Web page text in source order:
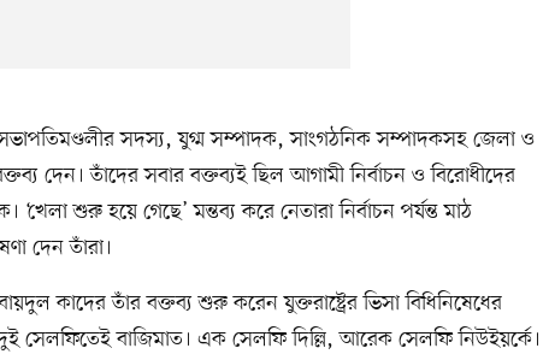
সদস্য, যুগ্ম সম্পাদক, সাংগঠনিক সম্পাদকসহ জেলা ও
দেন। তাঁদের সবার বক্তব্যই ছিল আগামী নির্বাচন ও বিরোধীদের
শুরু হয়ে গেছে’ মন্তব্য করে নেতারা নির্বাচন পর্যন্ত মাঠ
দেন তাঁরা।
কাদের তাঁর বক্তব্য শুরু করেন যুক্তরাষ্ট্রের ভিসা বিধিনিষেধের
সেলফিতেই বাজিমাত। এক সেলফি দিল্লি, আরেক সেলফি নিউইয়র্কে।